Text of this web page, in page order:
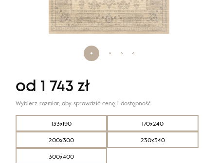
133x190
170x240
200x300
230x340
300x400
od 1 743 zł
Wybierz rozmiar, aby sprawdzić cenę i dostępność